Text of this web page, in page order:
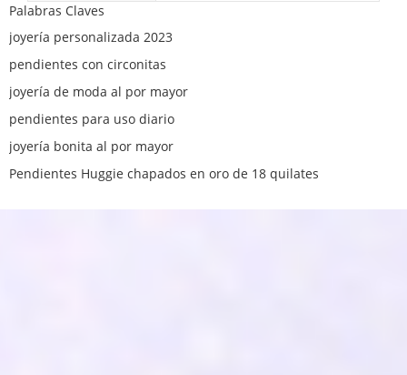
Palabras Claves
joyería personalizada 2023
pendientes con circonitas
joyería de moda al por mayor
pendientes para uso diario
joyería bonita al por mayor
Pendientes Huggie chapados en oro de 18 quilates